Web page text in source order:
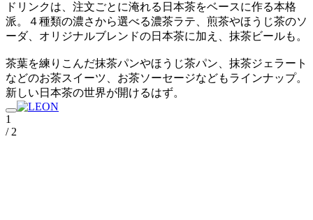
ドリンクは、注文ごとに淹れる日本茶をベースに作る本格
派。４種類の濃さから選べる濃茶ラテ、煎茶やほうじ茶のソ
ーダ、オリジナルブレンドの日本茶に加え、抹茶ビールも。
茶葉を練りこんだ抹茶パンやほうじ茶パン、抹茶ジェラート
などのお茶スイーツ、お茶ソーセージなどもラインナップ。
新しい日本茶の世界が開けるはず。
1
/ 2